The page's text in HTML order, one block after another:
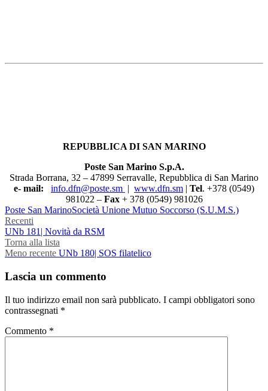
REPUBBLICA DI SAN MARINO
Poste San Marino S.p.A.
Strada Borrana, 32 – 47899 Serravalle, Repubblica di San Marino
e- mail:
info.dfn@poste.sm | www.dfn.sm | Tel. +378 (0549)
981022 – Fax+ 378 (0549) 981026
Poste San MarinoSocietà Unione Mutuo Soccorso (S.U.M.S.)
Recenti
UNb 181| Novità da RSM
Torna alla lista
Meno recente UNb 180| SOS filatelico
Lascia un commento
Il tuo indirizzo email non sarà pubblicato. I campi obbligatori sono
contrassegnati *
Commento *